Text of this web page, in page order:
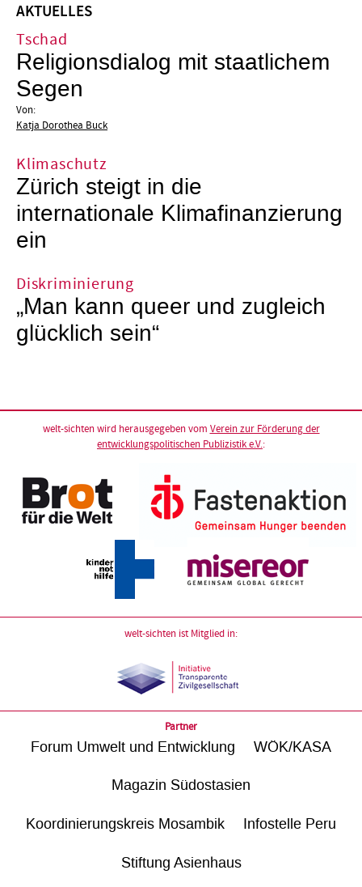
AKTUELLES
Tschad
Religionsdialog mit staatlichem
Segen
Von:
Katja Dorothea Buck
Klimaschutz
Zürich steigt in die
internationale Klimafinanzierung
ein
Diskriminierung
„Man kann queer und zugleich
glücklich sein“
welt-sichten wird herausgegeben vom Verein zur Förderung der
entwicklungspolitischen Publizistik e.V.:
welt-sichten ist Mitglied in:
Partner
Forum Umwelt und Entwicklung WÖK/KASA
Magazin Südostasien
Koordinierungskreis Mosambik Infostelle Peru
Stiftung Asienhaus